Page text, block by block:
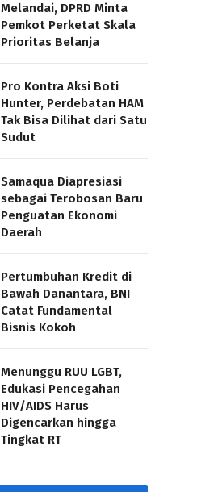
Melandai, DPRD Minta
Pemkot Perketat Skala
Prioritas Belanja
Pro Kontra Aksi Boti
Hunter, Perdebatan HAM
Tak Bisa Dilihat dari Satu
Sudut
Samaqua Diapresiasi
sebagai Terobosan Baru
Penguatan Ekonomi
Daerah
Pertumbuhan Kredit di
Bawah Danantara, BNI
Catat Fundamental
Bisnis Kokoh
Menunggu RUU LGBT,
Edukasi Pencegahan
HIV/AIDS Harus
Digencarkan hingga
Tingkat RT